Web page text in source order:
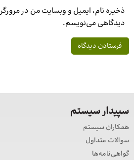
ذخیره نام، ایمیل و وبسایت من در مرورگر
دیدگاهی می‌نویسم.
سپیدار سیستم
همکاران سیستم
سوالات متداول
گواهی‌نامه‌ها